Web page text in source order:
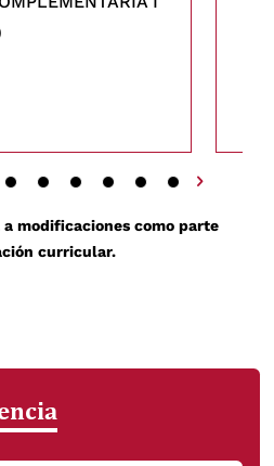
5 6 7 8 9 10
modificaciones como parte
curricular.